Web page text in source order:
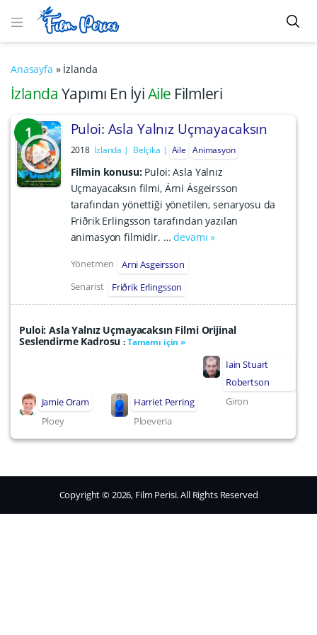
Anasayfa » İzlanda
İzlanda Yapımı En İyiAile Filmleri
1 Puloi: Asla Yalnız Uçmayacaksın
2018 İzlanda Belçika Aile Animasyon
Filmin konusu: Puloi: Asla Yalnız
Uçmayacaksın filmi, Árni Ásgeirsson
tarafından yönettiği yönetilen, senaryosu da
Friðrik Erlingsson tarafından yazılan
animasyon filmidir. …devamı »
Yönetmen
Arni Asgeirsson
Senarist
Friðrik Erlingsson
Puloi: Asla Yalnız Uçmayacaksın Filmi Orijinal
Seslendirme Kadrosu:Tamamı için »
Jamie Oram
Ploey
Harriet Perring
Ploeveria
Iain Stuart
Robertson
Giron
Copyright © 2026, Film Perisi. All Rights Reserved